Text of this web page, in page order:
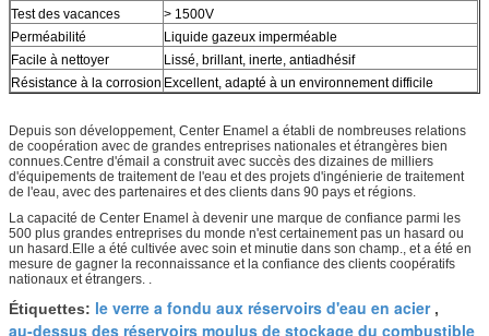
Test des vacances
> 1500V
Perméabilité
Liquide gazeux imperméable
Facile à nettoyer
Lissé, brillant, inerte, antiadhésif
Résistance à la corrosion Excellent, adapté à un environnement difficile
Depuis son développement, Center Enamel a établi de nombreuses relations
de coopération avec de grandes entreprises nationales et étrangères bien
connues.Centre d'émail a construit avec succès des dizaines de milliers
d'équipements de traitement de l'eau et des projets d'ingénierie de traitement
de l'eau, avec des partenaires et des clients dans 90 pays et régions.
La capacité de Center Enamel à devenir une marque de confiance parmi les
500 plus grandes entreprises du monde n'est certainement pas un hasard ou
un hasard.Elle a été cultivée avec soin et minutie dans son champ., et a été en
mesure de gagner la reconnaissance et la confiance des clients coopératifs
nationaux et étrangers. .
Étiquettes: le verre a fondu aux réservoirs d'eau en acier,
au-dessus des réservoirs moulus de stockage du combustible